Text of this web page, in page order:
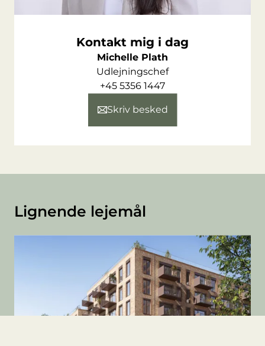
fremtidig udvikling.
Kontakt mig i dag
Michelle Plath
Udlejningschef
+45 5356 1447
Skriv besked
Lignende lejemål